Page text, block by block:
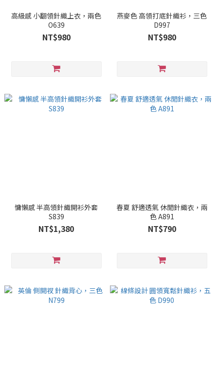
高級感 小翻領針織上衣，兩色
O639
NT$980
燕麥色 高領打底針織衫，三色
D997
NT$980
慵懶感 半高領針織開衫外套
S839
NT$1,380
春夏 舒適透氣 休閒針織衣，兩
色 A891
NT$790